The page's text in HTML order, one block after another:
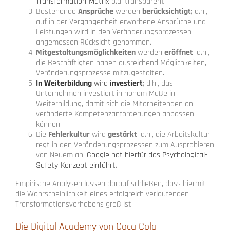
Bestehende Ansprüchewerden berücksichtigt; d.h.,
auf in der Vergangenheit erworbene Ansprüche und
Leistungen wird in den Veränderungsprozessen
angemessen Rücksicht genommen.
Mitgestaltungsmöglichkeitenwerden eröffnet; d.h.,
die Beschäftigten haben ausreichend Möglichkeiten,
Veränderungsprozesse mitzugestalten.
In Weiterbildungwird investiert; d.h., das
Unternehmen investiert in hohem Maße in
Weiterbildung, damit sich die Mitarbeitenden an
veränderte Kompetenzanforderungen anpassen
können.
Die Fehlerkulturwird gestärkt; d.h., die Arbeitskultur
regt in den Veränderungsprozessen zum Ausprobieren
von Neuem an. Google hat hierfür das Psychological-
Safety-Konzept einführt.
Empirische Analysen lassen darauf schließen, dass hiermit
die Wahrscheinlichkeit eines erfolgreich verlaufenden
Transformationsvorhabens groß ist.
Die Digital Academy von Coca Cola